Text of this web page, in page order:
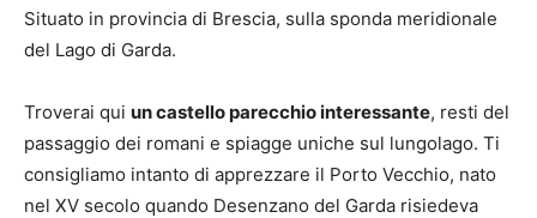
Situato in provincia di Brescia, sulla sponda meridionale
del Lago di Garda.
Troverai qui un castello parecchio interessante, resti del
passaggio dei romani e spiagge uniche sul lungolago. Ti
consigliamo intanto di apprezzare il Porto Vecchio, nato
nel XV secolo quando Desenzano del Garda risiedeva